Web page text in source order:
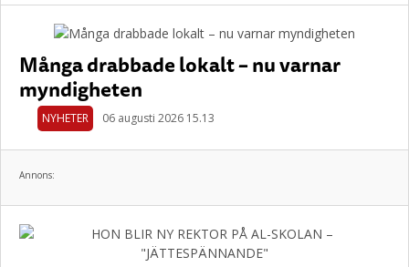
Många drabbade lokalt – nu varnar
myndigheten
NYHETER 06 augusti 2026 15.13
Annons: